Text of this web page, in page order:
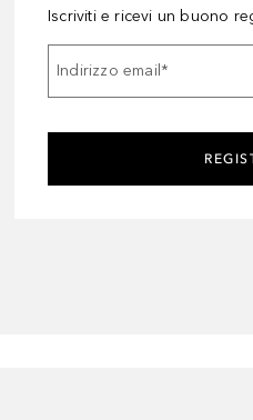
Iscriviti e ricevi un buono
Indirizzo email*